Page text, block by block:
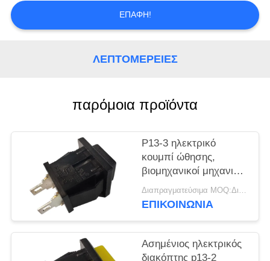
ΕΠΑΦΉ
ΠΕΡΙΠΤΏΣΕΙΣ
SITEMAP
PRIVACY
POLICY
ΕΠΑΦΉ!
ΛΕΠΤΟΜΈΡΕΙΕΣ
παρόμοια προϊόντα
P13-3 ηλεκτρικό
κουμπί ώθησης,
βιομηχανικοί μηχανικοί
30000 κύκλοι
διακοπτών κουμπιών
Διαπραγματεύσιμα MOQ:Διαπραγματεύσιμο
ΕΠΙΚΟΙΝΩΝΊΑ
Ασημένιος ηλεκτρικός
διακόπτης p13-2